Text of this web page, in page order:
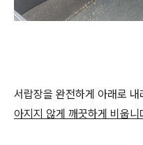
서랍장을 완전하게 아래로
아지지 않게 깨끗하게 비웁니